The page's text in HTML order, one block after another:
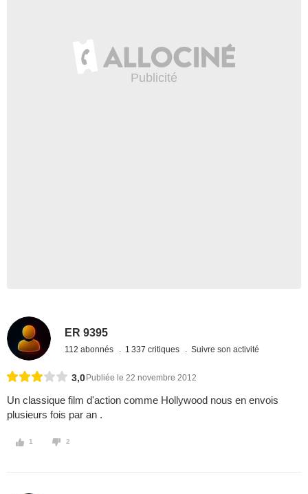
ER 9395
112 abonnés 1 337 critiques Suivre son activité
3,0 Publiée le 22 novembre 2012
Un classique film d'action comme Hollywood nous en envois
plusieurs fois par an .
1 2